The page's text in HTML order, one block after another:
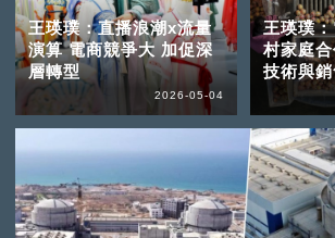
王瑛璞：直播浪潮x流量
演算 電商競爭大 加促深
層轉型
2026-05-04
王瑛璞
村家庭
技術與